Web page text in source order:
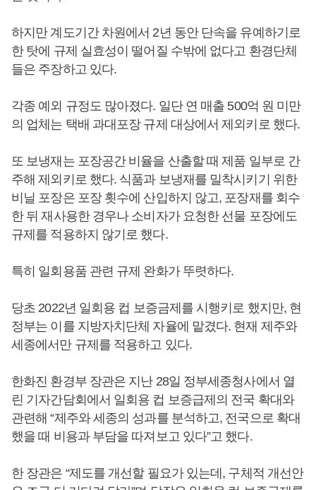
하지만 계도기간 차원에서 2년 동안 단속을 유예하기로
한 탓에 규제 실효성이 떨어질 수밖에 없다고 환경단체
들은 주장하고 있다.
각종 예외 규정도 많아졌다. 일단 연 매출 500억 원 미만
의 업체는 택배 과대포장 규제 대상에서 제외키로 했다.
또 보냉재는 포장공간 비율을 산출할 때 제품 일부로 간
주해 제외키로 했다. 식품과 보냉재를 밀착시키기 위한
비닐 포장은 포장 횟수에 산입하지 않고, 포장재를 회수
한 뒤 재사용한 경우나 소비자가 요청한 선물 포장에도
규제를 적용하지 않기로 했다.
특히 일회용품 관련 규제 완화가 뚜렷하다.
당초 2022년 일회용 컵 보증금제를 시행키로 했지만, 현
정부는 이를 지방자치단체 자율에 맡겼다. 현재 제주와
세종에서만 규제를 적용하고 있다.
한화진 환경부 장관은 지난 28일 정부세종청사에서 열
린 기자간담회에서 일회용 컵 보증급제의 전국 확대와
관련해 “제주와 세종의 성과를 분석하고, 전국으로 확대
했을 때 비용과 부담을 따져보고 있다”고 했다.
한 장관은 “제도를 개선할 필요가 있는데, 구체적 개선안